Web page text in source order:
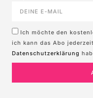
Ich möchte den
ich kann das Abo
Datenschutzerklärung